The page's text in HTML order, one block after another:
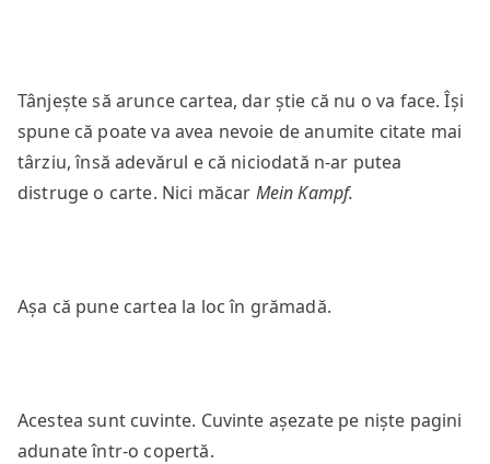
Tânjește să arunce cartea, dar știe că nu o va face. Își
spune că poate va avea nevoie de anumite citate mai
târziu, însă adevărul e că niciodată n-ar putea
distruge o carte. Nici măcar Mein Kampf.
Așa că pune cartea la loc în grămadă.
Acestea sunt cuvinte. Cuvinte așezate pe niște pagini
adunate într-o copertă.